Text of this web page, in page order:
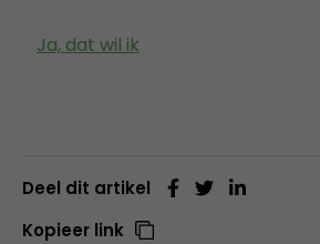
Ja, dat wil ik
Deel dit artikel
Kopieer link